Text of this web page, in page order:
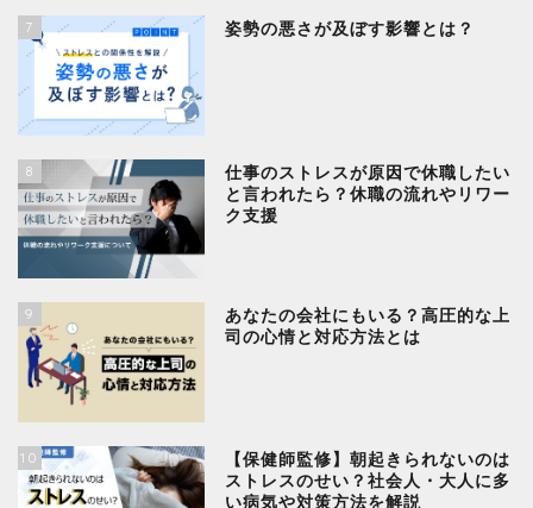
7 姿勢の悪さが及ぼす影響とは？
8
仕事のストレスが原因で休職したい
と言われたら？休職の流れやリワー
ク支援
9
あなたの会社にもいる？高圧的な上
司の心情と対応方法とは
10
【保健師監修】朝起きられないのは
ストレスのせい？社会人・大人に多
い病気や対策方法を解説